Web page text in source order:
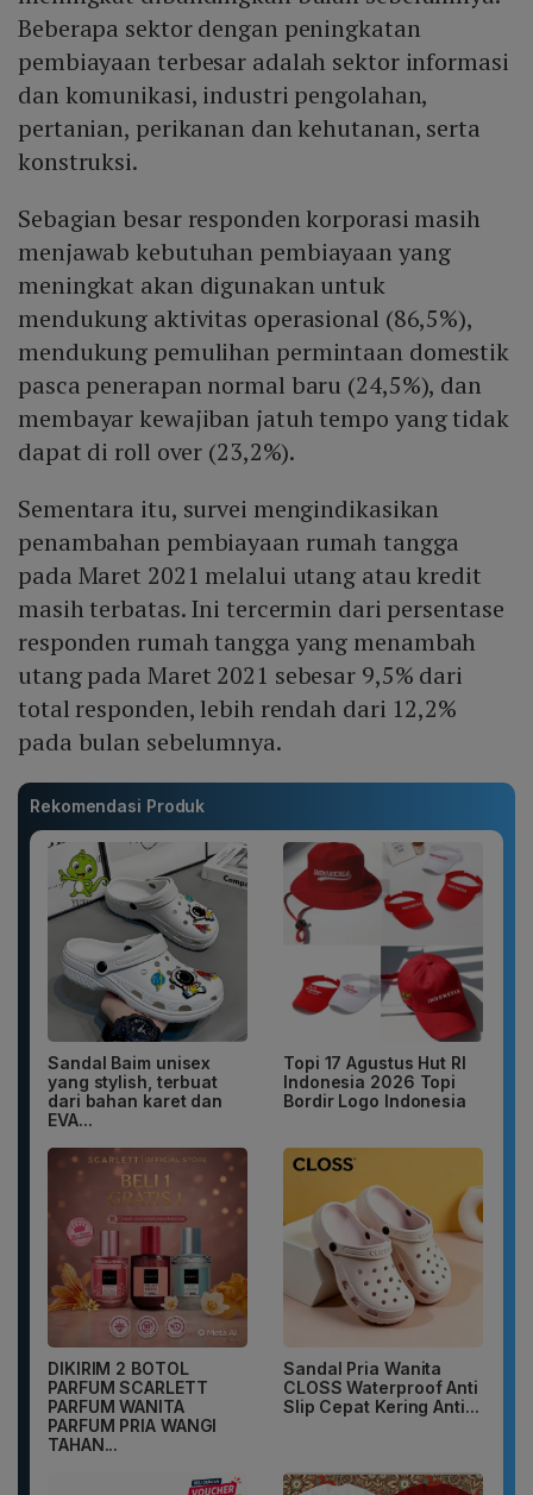
Beberapa sektor dengan peningkatan
pembiayaan terbesar adalah sektor informasi
dan komunikasi, industri pengolahan,
pertanian, perikanan dan kehutanan, serta
konstruksi.
Sebagian besar responden korporasi masih
menjawab kebutuhan pembiayaan yang
meningkat akan digunakan untuk
mendukung aktivitas operasional (86,5%),
mendukung pemulihan permintaan domestik
pasca penerapan normal baru (24,5%), dan
membayar kewajiban jatuh tempo yang tidak
dapat di roll over (23,2%).
Sementara itu, survei mengindikasikan
penambahan pembiayaan rumah tangga
pada Maret 2021 melalui utang atau kredit
masih terbatas. Ini tercermin dari persentase
responden rumah tangga yang menambah
utang pada Maret 2021 sebesar 9,5% dari
total responden, lebih rendah dari 12,2%
pada bulan sebelumnya.
Rekomendasi Produk
Sandal Baim unisex
yang stylish, terbuat
dari bahan karet dan
EVA...
Topi 17 Agustus Hut RI
Indonesia 2026 Topi
Bordir Logo Indonesia
DIKIRIM 2 BOTOL
PARFUM SCARLETT
PARFUM WANITA
PARFUM PRIA WANGI
TAHAN...
Sandal Pria Wanita
CLOSS Waterproof Anti
Slip Cepat Kering Anti...